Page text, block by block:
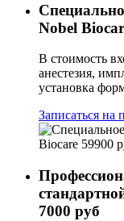
Nobel
В стоимость
анестезия,
установка
Записаться на
7000 руб